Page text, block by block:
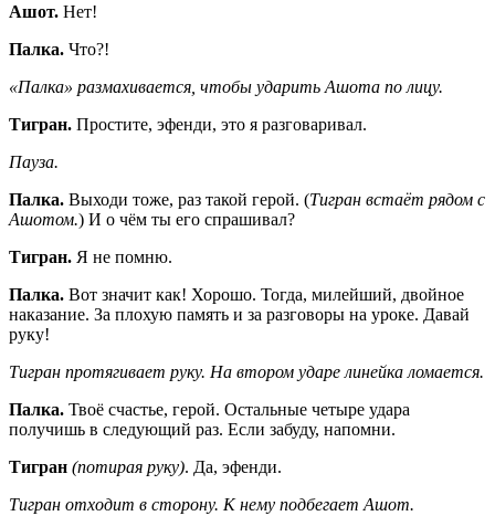
Ашот. Нет!
Палка. Что?!
«Палка» размахивается, чтобы ударить Ашота по лицу.
Тигран. Простите, эфенди, это я разговаривал.
Пауза.
Палка. Выходи тоже, раз такой герой. (Тигран встаёт рядом с
Ашотом.) И о чём ты его спрашивал?
Тигран. Я не помню.
Палка. Вот значит как! Хорошо. Тогда, милейший, двойное
наказание. За плохую память и за разговоры на уроке. Давай
руку!
Тигран протягивает руку. На втором ударе линейка ломается.
Палка. Твоё счастье, герой. Остальные четыре удара
получишь в следующий раз. Если забуду, напомни.
Тигран (потирая руку). Да, эфенди.
Тигран отходит в сторону. К нему подбегает Ашот.